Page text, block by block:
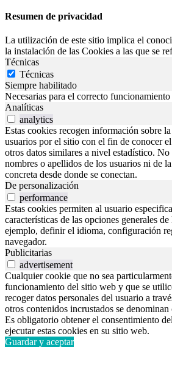
Resumen de privacidad
La utilización de este sitio implica el
la instalación de las Cookies a las que se
Técnicas
Técnicas
Siempre habilitado
Necesarias para el correcto
Analíticas
analytics
Estas cookies recogen información sobre
usuarios por el sitio con el fin de conocer
otros datos similares a nivel estadístico.
nombres o apellidos de los usuarios ni de
concreta desde donde se conectan.
De personalización
performance
Estas cookies permiten al usuario
características de las opciones generales
ejemplo, definir el idioma, configuración
navegador.
Publicitarias
advertisement
Cualquier cookie que no sea
funcionamiento del sitio web y que se
recoger datos personales del usuario a
otros contenidos incrustados se denominan
Es obligatorio obtener el consentimiento
ejecutar estas cookies en su sitio web.
Guardar y aceptar